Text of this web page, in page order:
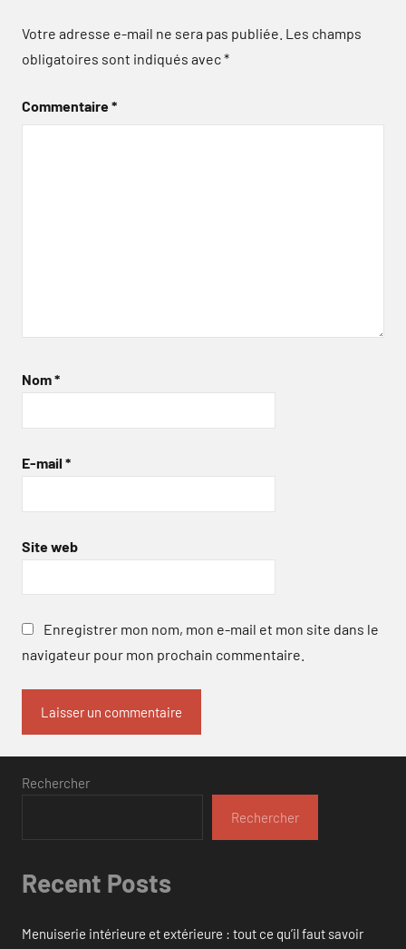
Votre adresse e-mail ne sera pas publiée. Les champs
obligatoires sont indiqués avec*
Commentaire*
Nom*
E-mail *
Site web
Enregistrer mon nom, mon e-mail et mon site dans le
navigateur pour mon prochain commentaire.
Rechercher
Rechercher
Recent Posts
Menuiserie intérieure et extérieure : tout ce qu’il faut savoir